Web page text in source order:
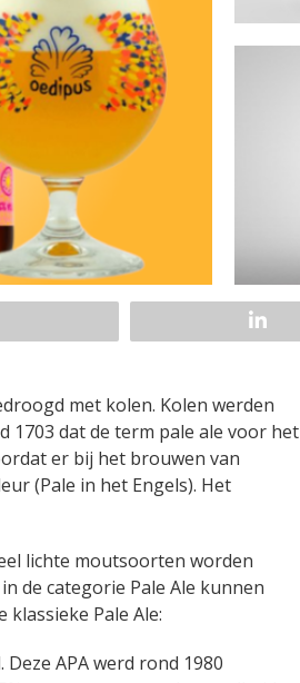
met kolen. Kolen werden
dat de term pale ale voor het
er bij het brouwen van
(Pale in het Engels). Het
lichte moutsoorten worden
de categorie Pale Ale kunnen
klassieke Pale Ale:
APA werd rond 1980